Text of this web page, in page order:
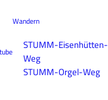
Wandern
STUMM-Eisenhütten-
Weg
STUMM-Orgel-Weg